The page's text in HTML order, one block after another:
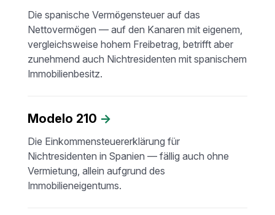
Die spanische Vermögensteuer auf das
Nettovermögen — auf den Kanaren mit eigenem,
vergleichsweise hohem Freibetrag, betrifft aber
zunehmend auch Nichtresidenten mit spanischem
Immobilienbesitz.
Modelo 210 →
Die Einkommensteuererklärung für
Nichtresidenten in Spanien — fällig auch ohne
Vermietung, allein aufgrund des
Immobilieneigentums.